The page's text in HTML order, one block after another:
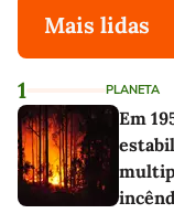
Mais lidas
1 PLANETA
Em